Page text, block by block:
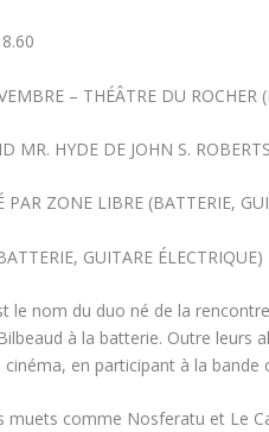
– THÉÂTRE DU ROCHER
MR. HYDE DE JOHN S.
PAR ZONE LIBRE (BATTERIE,
GUITARE ÉLECTRIQUE)
le nom du duo né de la
à la batterie. Outre
en participant à la
muets comme Nosferatu et Le